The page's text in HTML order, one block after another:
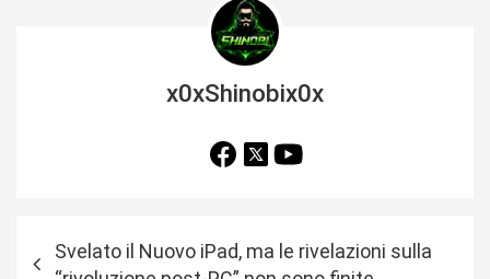
x0xShinobix0x
Svelato il Nuovo iPad, ma le rivelazioni sulla